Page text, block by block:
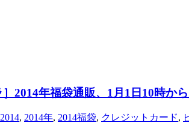
］2014年福袋通販、1月1日10時
2014, 2014年, 2014福袋, クレジットカード,